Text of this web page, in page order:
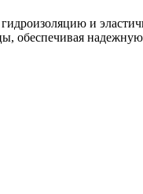
и
обеспечивая